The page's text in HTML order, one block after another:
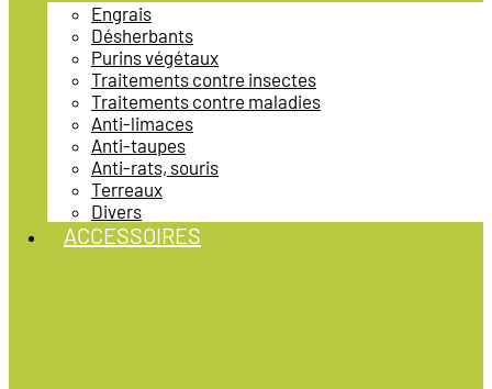
Engrais
Désherbants
Purins végétaux
Traitements contre insectes
Traitements contre maladies
Anti-limaces
Anti-taupes
Anti-rats, souris
Terreaux
Divers
ACCESSOIRES